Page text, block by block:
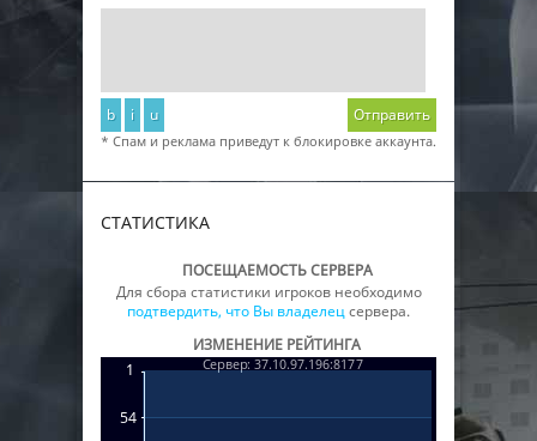
b i u Отправить
* Спам и реклама приведут к блокировке аккаунта.
СТАТИСТИКА
ПОСЕЩАЕМОСТЬ СЕРВЕРА
Для сбора статистики игроков необходимо
подтвердить, что Вы владелецсервера.
ИЗМЕНЕНИЕ РЕЙТИНГА